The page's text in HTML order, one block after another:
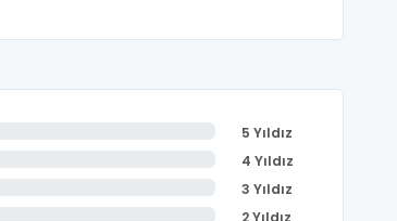
5 Yıldız
4 Yıldız
3 Yıldız
2 Yıldız